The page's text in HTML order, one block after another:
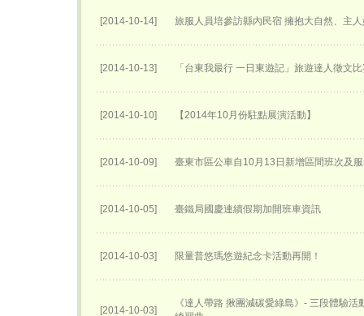
[2014-10-14] 旅服人員培參訪縣內民宿 擁抱大自然、主
[2014-10-13] 「台東我最行 一日東遊記」旅遊達人徵文
[2014-10-10] 【2014年10月份駐點展演活動】
[2014-10-09] 臺東市區公車自10月13日新增區間班次及
[2014-10-05] 臺鐵局國慶連續假期加開班車資訊
[2014-10-03] 限量普悠瑪悠遊紀念卡活動再開！
[2014-10-03]
《達人帶路 揪團減碳愛綠島》- 三段體驗